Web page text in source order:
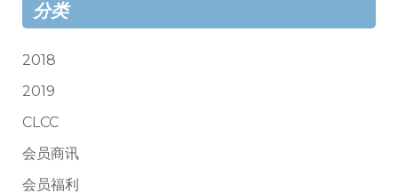
分类
2018
2019
CLCC
会员商讯
会员福利